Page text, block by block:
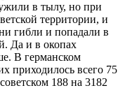
в тылу, но при
территории, и
гибли и попадали в
Да и в окопах
В германском
приходилось всего 75
188 на 3182